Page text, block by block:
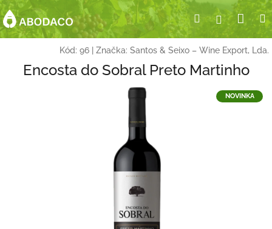
Přejít
na
obsah
HledatPřihlášení
Kód: 96 Značka: Santos & Seixo – Wine Export, Lda.
Encosta do Sobral Preto Martinho
NOVINKA